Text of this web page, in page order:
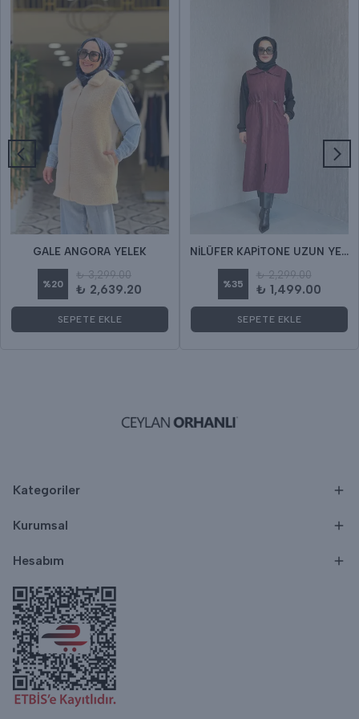
GALE ANGORA YELEK
%20
₺ 3,299.00
₺ 2,639.20
SEPETE EKLE
NİLÜFER KAPİTONE UZUN YELEK
%35
₺ 2,299.00
₺ 1,499.00
SEPETE EKLE
Kategoriler
Kurumsal
Hesabım